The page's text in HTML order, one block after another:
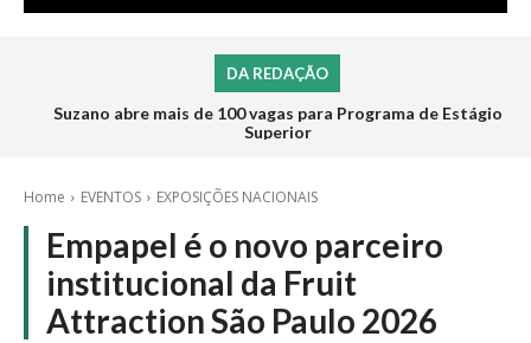
DA REDAÇÃO
Suzano abre mais de 100 vagas para Programa de Estágio
Superior
Home EVENTOS EXPOSIÇÕES NACIONAIS
Empapel é o novo parceiro
institucional da Fruit
Attraction São Paulo 2026